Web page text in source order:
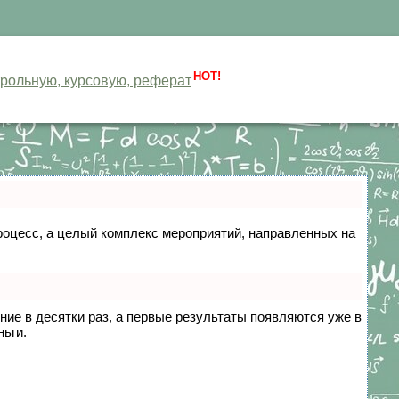
курсовую, реферат HOT!
а целый комплекс мероприятий, направленных на
в десятки раз, а первые результаты появляются уже в